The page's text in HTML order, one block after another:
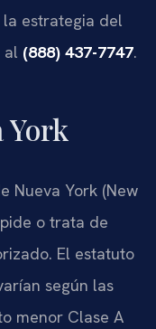
la estrategia del
al (888) 437-7747.
Nueva York (New
o trata de
El estatuto
según las
menor Clase A